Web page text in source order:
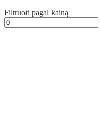
Filtruoti pagal kainą
Min
kaina